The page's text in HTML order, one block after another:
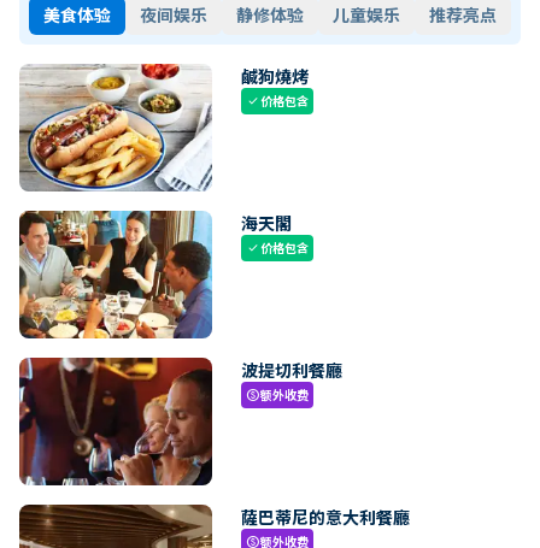
美食体验 夜间娱乐 静修体验 儿童娱乐 推荐亮点
鹹狗燒烤
check价格包含
海天閣
check价格包含
波提切利餐廳
paid额外收费
薩巴蒂尼的意大利餐廳
paid额外收费